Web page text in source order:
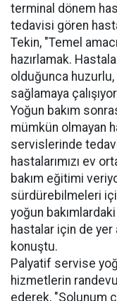
terminal dönem
tedavisi gören
Tekin, "Temel
hazırlamak.
olduğunca
sağlamaya
Yoğun bakım
mümkün olmayan
servislerinde
hastalarımızı ev
bakım eğitimi
sürdürebilmeleri
yoğun
hastalar için de yer
konuştu.
Palyatif servise
hizmetlerin
ederek, "Solunum